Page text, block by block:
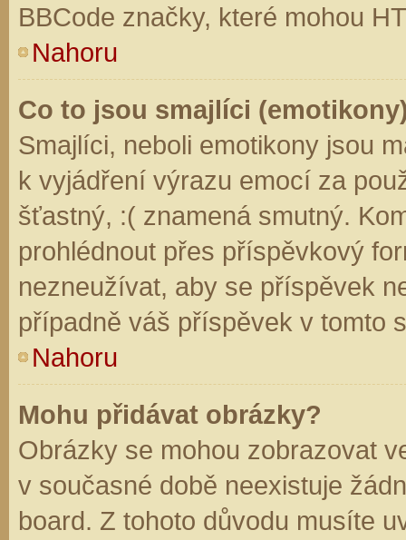
BBCode značky, které mohou
Nahoru
Co to jsou smajlíci
Smajlíci, neboli emotikony jsou
k vyjádření výrazu emocí za
šťastný, :( znamená smutný.
prohlédnout přes příspěvkový
nezneužívat, aby se příspěvek
případně váš příspěvek v tomto
Nahoru
Mohu přidávat obrázky?
Obrázky se mohou zobrazovat
v současné době neexistuje
board. Z tohoto důvodu musíte